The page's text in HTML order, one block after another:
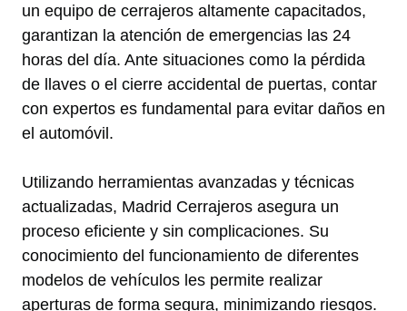
un equipo de cerrajeros altamente capacitados,
garantizan la atención de emergencias las 24
horas del día. Ante situaciones como la pérdida
de llaves o el cierre accidental de puertas, contar
con expertos es fundamental para evitar daños en
el automóvil.
Utilizando herramientas avanzadas y técnicas
actualizadas, Madrid Cerrajeros asegura un
proceso eficiente y sin complicaciones. Su
conocimiento del funcionamiento de diferentes
modelos de vehículos les permite realizar
aperturas de forma segura, minimizando riesgos.